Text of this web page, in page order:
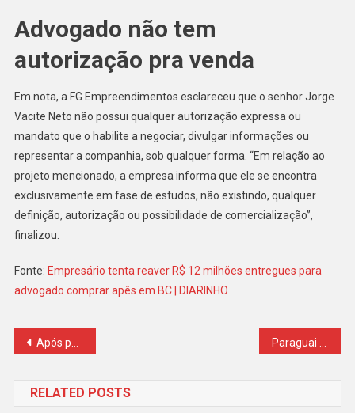
Advogado não tem
autorização pra venda
Em nota, a FG Empreendimentos esclareceu que o senhor Jorge
Vacite Neto não possui qualquer autorização expressa ou
mandato que o habilite a negociar, divulgar informações ou
representar a companhia, sob qualquer forma. “Em relação ao
projeto mencionado, a empresa informa que ele se encontra
exclusivamente em fase de estudos, não existindo, qualquer
definição, autorização ou possibilidade de comercialização”,
finalizou.
Fonte: Empresário tenta reaver R$ 12 milhões entregues para
advogado comprar apês em BC | DIARINHO
Navegação
Post
Após pedir ao STF para anular investigação da PF, governador recepciona Dino em pousada da família
RELATED POSTS